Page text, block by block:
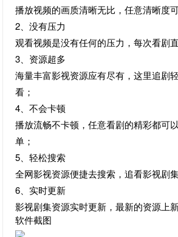
播放视频的画质清晰无比，任意清晰度
2、没有压力
观看视频是没有任何的压力，每次看剧
3、资源超多
海量丰富影视资源应有尽有，这里追剧
看；
4、不会卡顿
播放流畅不卡顿，任意看剧的精彩都可
单；
5、轻松搜索
全网影视资源便捷去搜索，追看影视剧
6、实时更新
影视剧集资源实时更新，最新的资源上
软件截图